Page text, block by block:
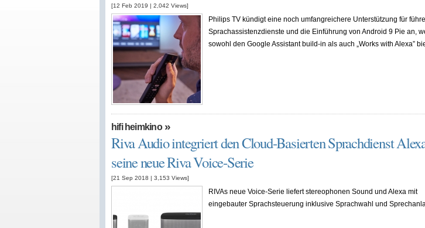
[12 Feb 2019 | 2,042 Views]
Philips TV kündigt eine noch umfangreichere Unterstützung für
Sprachassistenzdienste und die Einführung von Android 9 Pie an,
sowohl den Google Assistant build-in als auch „Works with Alexa”
hifi heimkino»
Riva Audio integriert den Cloud-Basierten Sprachdienst
seine neue Riva Voice-Serie
[21 Sep 2018 | 3,153 Views]
RIVAs neue Voice-Serie liefert stereophonen Sound und Alexa mit
eingebauter Sprachsteuerung inklusive Sprachwahl und